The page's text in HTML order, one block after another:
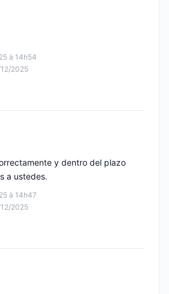
à 14h54
2025
à 14h47
2025
y dentro del plazo
a ustedes.